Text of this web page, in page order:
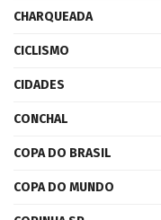
CHARQUEADA
CICLISMO
CIDADES
CONCHAL
COPA DO BRASIL
COPA DO MUNDO